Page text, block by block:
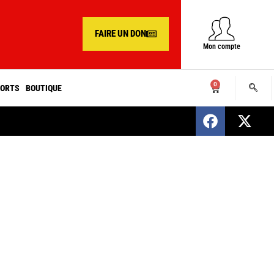
FAIRE UN DON
Mon compte
BOUTIQUE 0
SENEGAL : Nomination d’un nouveau